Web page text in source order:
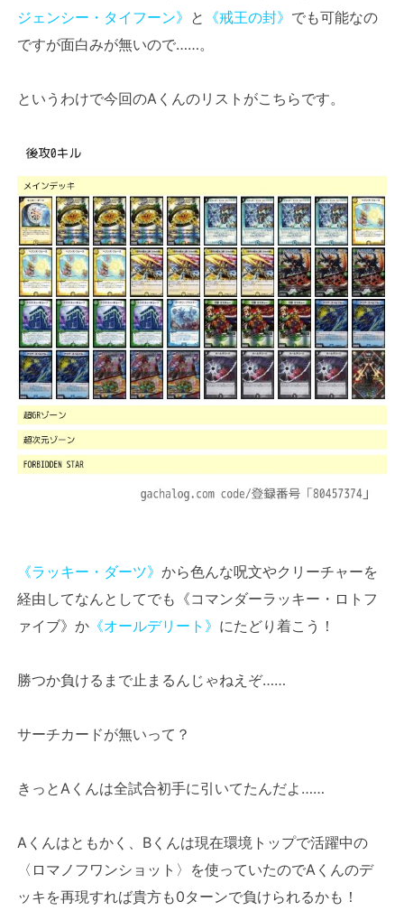
ジェンシー・タイフーン》 と 《戒王の封》 でも可能なの
ですが面白みが無いので……。
というわけで今回のAくんのリストがこちらです。
《ラッキー・ダーツ》 から色んな呪文やクリーチャーを
経由してなんとしてでも《コマンダーラッキー・ロトフ
ァイブ》か 《オールデリート》 にたどり着こう！
勝つか負けるまで止まるんじゃねえぞ……
サーチカードが無いって？
きっとAくんは全試合初手に引いてたんだよ……
Aくんはともかく、Bくんは現在環境トップで活躍中の
〈ロマノフワンショット〉を使っていたのでAくんのデ
ッキを再現すれば貴方も0ターンで負けられるかも！